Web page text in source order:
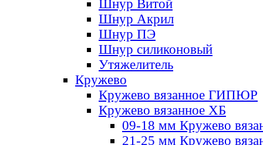
Шнур Витой
Шнур Акрил
Шнур ПЭ
Шнур силиконовый
Утяжелитель
Кружево
Кружево вязанное ГИПЮР
Кружево вязанное ХБ
09-18 мм Кружево
21-25 мм Кружево